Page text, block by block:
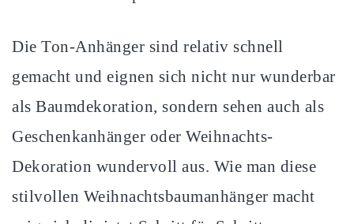
Die Ton-Anhänger sind relativ schnell
gemacht und eignen sich nicht nur wunderbar
als Baumdekoration, sondern sehen auch als
Geschenkanhänger oder Weihnachts-
Dekoration wundervoll aus. Wie man diese
stilvollen Weihnachtsbaumanhänger macht